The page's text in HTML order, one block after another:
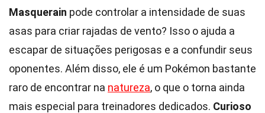
Masquerain pode controlar a intensidade de suas
asas para criar rajadas de vento? Isso o ajuda a
escapar de situações perigosas e a confundir seus
oponentes. Além disso, ele é um Pokémon bastante
raro de encontrar na natureza, o que o torna ainda
mais especial para treinadores dedicados. Curioso